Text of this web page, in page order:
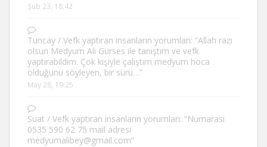
Şub 23, 18:42
Tuncay / Vefk yaptıran insanların yorumları: “Allah razı
olsun Medyum Ali Gürses ile tanıştım ve vefk
yaptırabildim. Çok kişiyle çalıştım medyum hoca
olduğunu söyleyen, bir sürü…”
May 28, 19:25
Suat / Vefk yaptıran insanların yorumları: “Numarası
0535 590 62 75 mail adresi
medyumalibey@gmail.com”